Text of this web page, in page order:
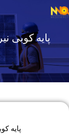
پایه کوبی
پایه